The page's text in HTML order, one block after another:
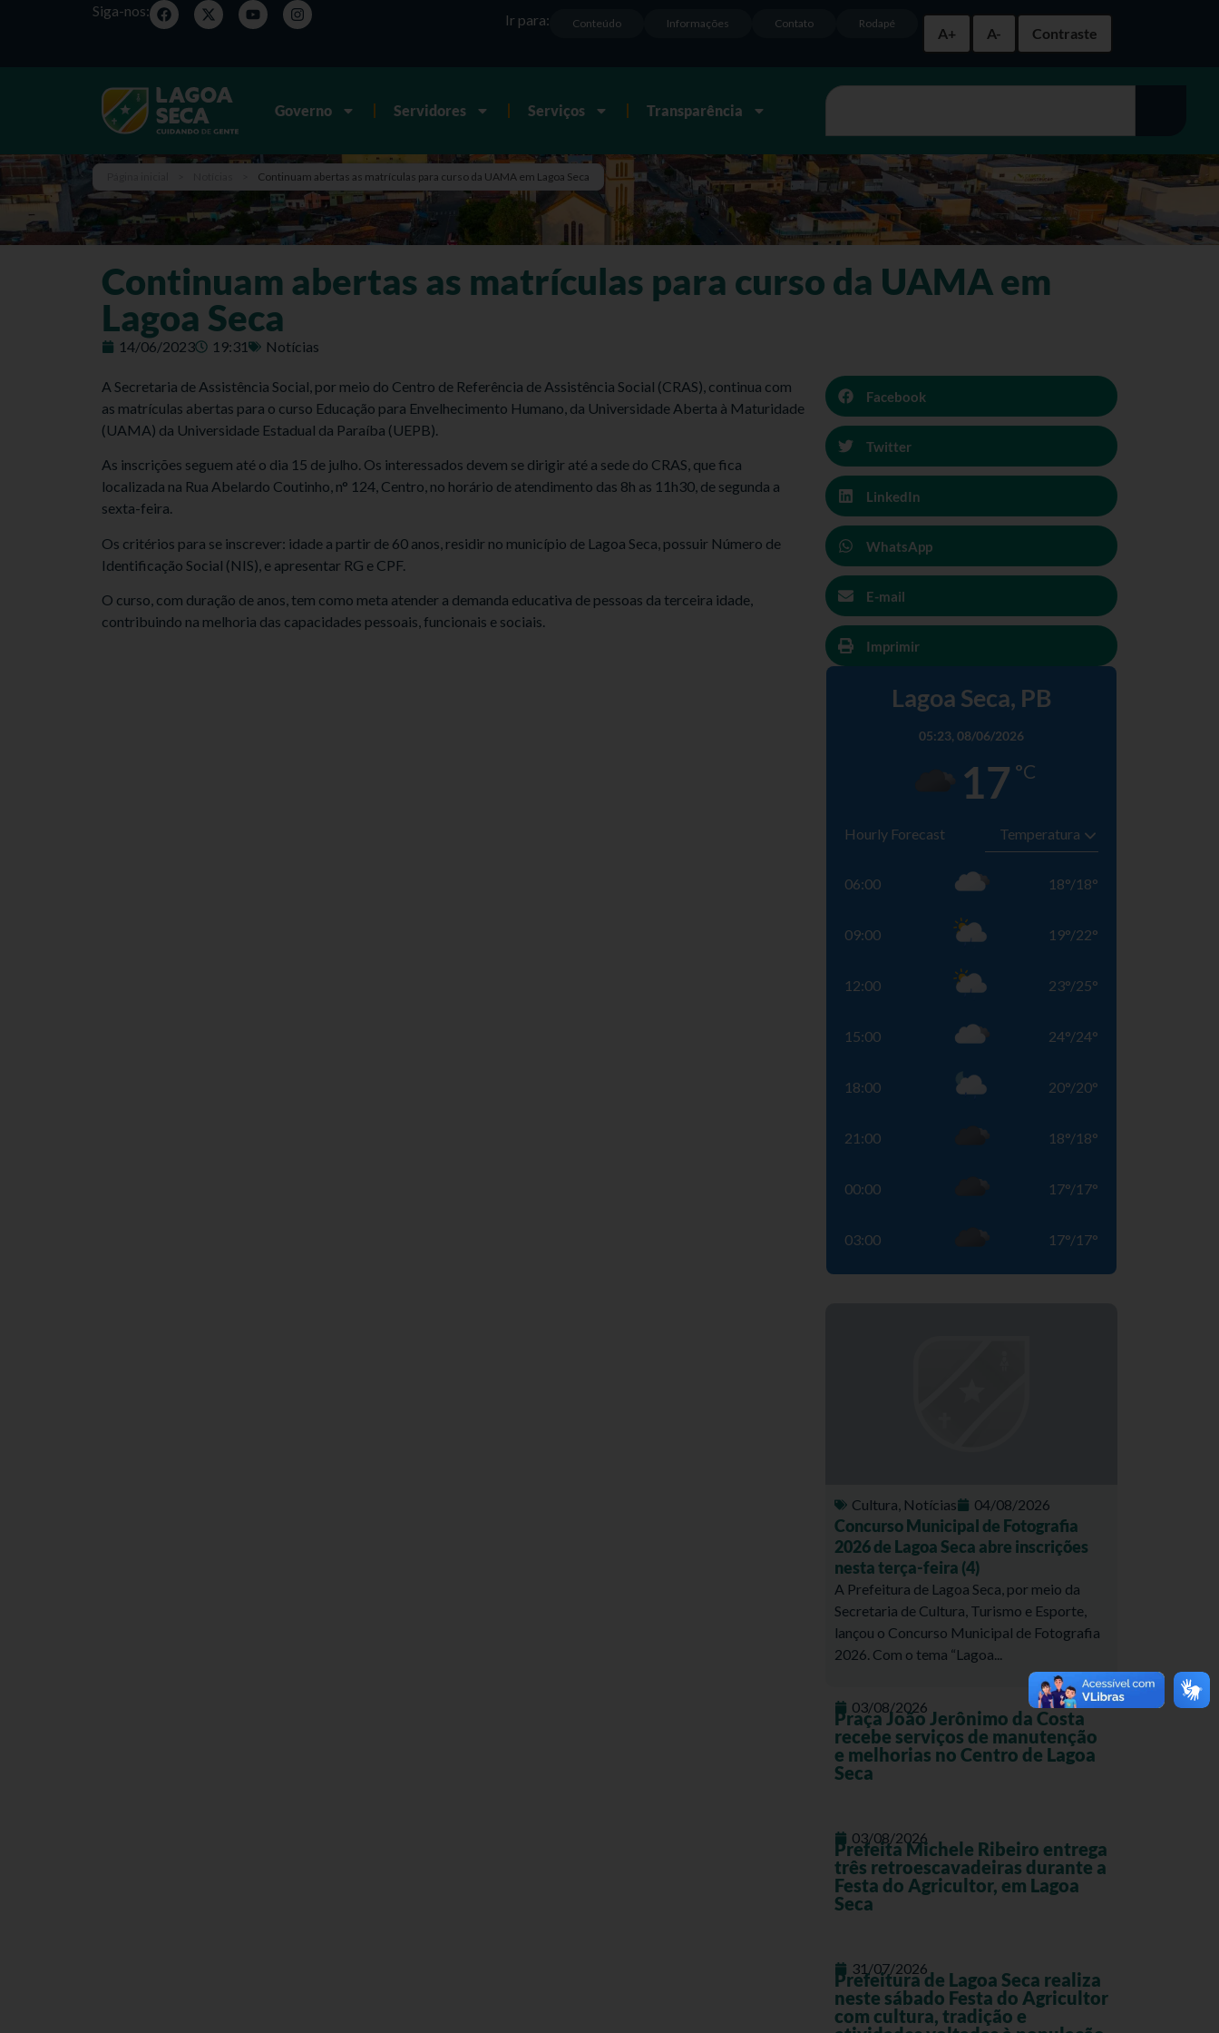
Siga-nos:
A+
A- Contraste
Rodapé
Contato
Informações
Conteúdo
Ir para:
Governo Servidores Serviços Transparência
Continuam abertas as matrículas para curso da UAMA em Lagoa Seca
Continuam abertas as matrículas para curso da UAMA em
Lagoa Seca
14/06/2023 19:31 Notícias
A Secretaria de Assistência Social, por meio do Centro de Referência de Assistência Social (CRAS), continua com
as matrículas abertas para o curso Educação para Envelhecimento Humano, da Universidade Aberta à Maturidade
(UAMA) da Universidade Estadual da Paraíba (UEPB).
As inscrições seguem até o dia 15 de julho. Os interessados devem se dirigir até a sede do CRAS, que fica
localizada na Rua Abelardo Coutinho, n° 124, Centro, no horário de atendimento das 8h as 11h30, de segunda a
sexta-feira.
Os critérios para se inscrever: idade a partir de 60 anos, residir no município de Lagoa Seca, possuir Número de
Identificação Social (NIS), e apresentar RG e CPF.
O curso, com duração de anos, tem como meta atender a demanda educativa de pessoas da terceira idade,
contribuindo na melhoria das capacidades pessoais, funcionais e sociais.
Facebook
Twitter
LinkedIn
WhatsApp
E-mail
Imprimir
Lagoa Seca, PB
05:23, 08/06/2026
17 °C
Hourly Forecast
06:00 18°/18°
09:00 19°/22°
12:00 23°/25°
15:00 24°/24°
18:00 20°/20°
21:00 18°/18°
00:00 17°/17°
03:00 17°/17°
Cultura, Notícias 04/08/2026
Concurso Municipal de Fotografia
2026 de Lagoa Seca abre inscrições
nesta terça-feira (4)
A Prefeitura de Lagoa Seca, por meio da
Secretaria de Cultura, Turismo e Esporte,
lançou o Concurso Municipal de Fotografia
2026. Com o tema “Lagoa...
03/08/2026
Praça João Jerônimo da Costa
recebe serviços de manutenção
e melhorias no Centro de Lagoa
Seca
03/08/2026
Prefeita Michele Ribeiro entrega
três retroescavadeiras durante a
Festa do Agricultor, em Lagoa
Seca
31/07/2026
Prefeitura de Lagoa Seca realiza
neste sábado Festa do Agricultor
com cultura, tradição e